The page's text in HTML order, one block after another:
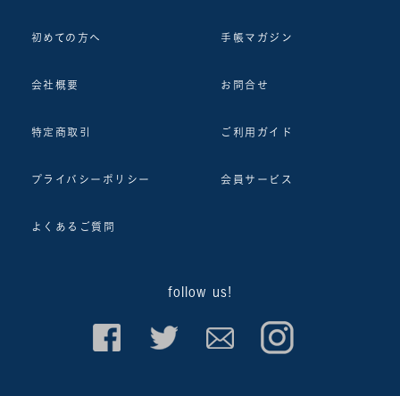
初めての方へ 手帳マガジン
会社概要 お問合せ
特定商取引 ご利用ガイド
プライバシーポリシー 会員サービス
よくあるご質問
follow us!